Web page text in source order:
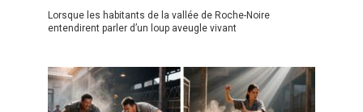
Lorsque les habitants de la vallée de Roche-Noire
entendirent parler d’un loup aveugle vivant